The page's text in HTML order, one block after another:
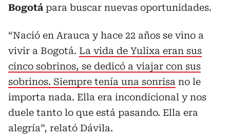
Bogotá para buscar nuevas oportunidades.
“Nació en Arauca y hace 22 años se vino a
vivir a Bogotá. La vida de Yulixa eran sus
cinco sobrinos, se dedicó a viajar con sus
sobrinos. Siempre tenía una sonrisa no le
importa nada. Ella era incondicional y nos
duele tanto lo que está pasando. Ella era
alegría”, relató Dávila.